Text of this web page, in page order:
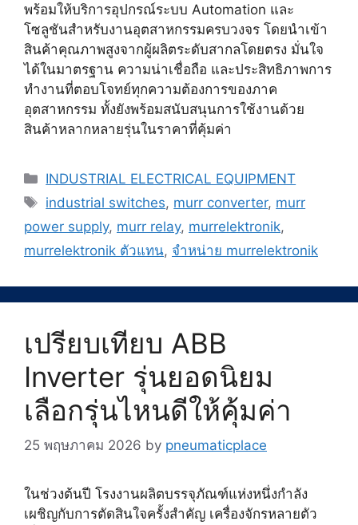
พร้อมให้บริการอุปกรณ์ระบบ Automation และ
โซลูชันสำหรับงานอุตสาหกรรมครบวงจร โดยนำเข้า
สินค้าคุณภาพสูงจากผู้ผลิตระดับสากลโดยตรง มั่นใจ
ได้ในมาตรฐาน ความน่าเชื่อถือ และประสิทธิภาพการ
ทำงานที่ตอบโจทย์ทุกความต้องการของภาค
อุตสาหกรรม ทั้งยังพร้อมสนับสนุนการใช้งานด้วย
สินค้าหลากหลายรุ่นในราคาที่คุ้มค่า
Categories
INDUSTRIAL ELECTRICAL EQUIPMENT
Tags
industrial switches, murr converter, murr
power supply, murr relay, murrelektronik,
murrelektronik ตัวแทน, จำหน่าย murrelektronik
เปรียบเทียบ ABB
Inverter รุ่นยอดนิยม
เลือกรุ่นไหนดีให้คุ้มค่า
25 พฤษภาคม 2026 by pneumaticplace
ในช่วงต้นปี โรงงานผลิตบรรจุภัณฑ์แห่งหนึ่งกำลัง
เผชิญกับการตัดสินใจครั้งสำคัญ เครื่องจักรหลายตัว